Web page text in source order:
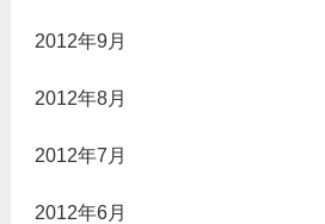
2012年9月
2012年8月
2012年7月
2012年6月